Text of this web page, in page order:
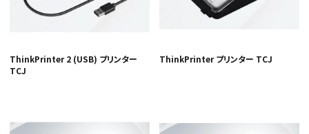
ThinkPrinter 2 (USB) プリンター
TCJ
ThinkPrinter プリンター TCJ